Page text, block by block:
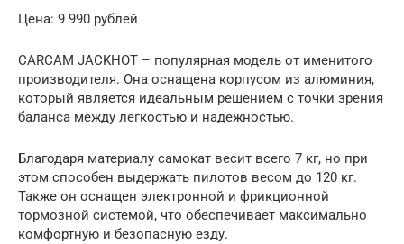
Цена: 9 990 рублей
CARCAM JACKHOT – популярная модель от именитого
производителя. Она оснащена корпусом из алюминия,
который является идеальным решением с точки зрения
баланса между легкостью и надежностью.
Благодаря материалу самокат весит всего 7 кг, но при
этом способен выдержать пилотов весом до 120 кг.
Также он оснащен электронной и фрикционной
тормозной системой, что обеспечивает максимально
комфортную и безопасную езду.